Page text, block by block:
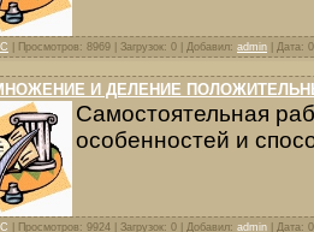
| Просмотров: 8969 | Загрузок: 0 | Добавил: admin | Дата:
И ДЕЛЕНИЕ
Самостоятельная
особенностей и
| Просмотров: 9924 | Загрузок: 0 | Добавил: admin | Дата: